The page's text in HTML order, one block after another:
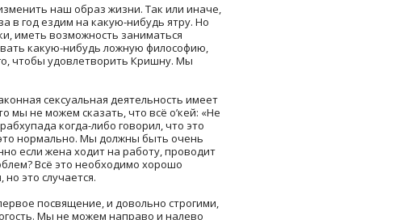
наш образ жизни. Так или иначе,
в год ездим на какую-нибудь ятру. Но
иметь возможность заниматься
какую-нибудь ложную философию,
чтобы удовлетворить Кришну. Мы
сексуальная деятельность имеет
не можем сказать, что всё о’кей: «Не
когда-либо говорил, что это
это нормально. Мы должны быть очень
если жена ходит на работу, проводит
Всё это необходимо хорошо
это случается.
посвящение, и довольно строгими,
Мы не можем направо и налево